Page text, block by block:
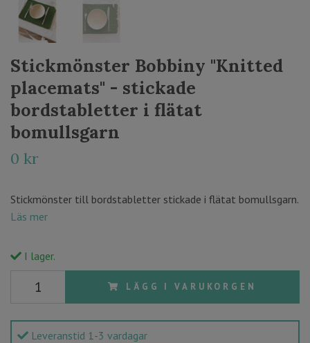
Stickmönster Bobbiny "Knitted
placemats" - stickade
bordstabletter i flätat
bomullsgarn
0 kr
Stickmönster till bordstabletter stickade i flätat bomullsgarn.
Läs mer
I lager.
LÄGG I VARUKORGEN
Leveranstid 1-3 vardagar